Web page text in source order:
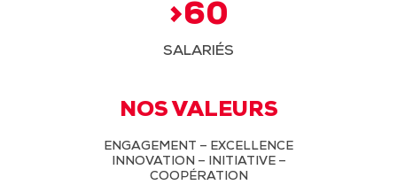
>60
SALARIÉS
NOS VALEURS
ENGAGEMENT – EXCELLENCE
INNOVATION – INITIATIVE –
COOPÉRATION